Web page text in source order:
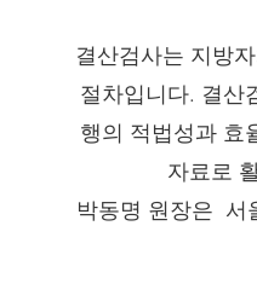
결산검사는 지방
절차입니다. 결산
행의 적법성과 효
자료로
박동명 원장은 서